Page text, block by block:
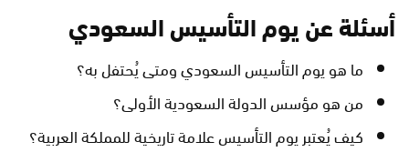
أسئلة عن يوم التأسيس السعودي
ما هو يوم التأسيس السعودي ومتى يُحتفل به؟
من هو مؤسس الدولة السعودية الأولى؟
كيف يُعتبر يوم التأسيس علامة تاريخية للمملكة العربية؟